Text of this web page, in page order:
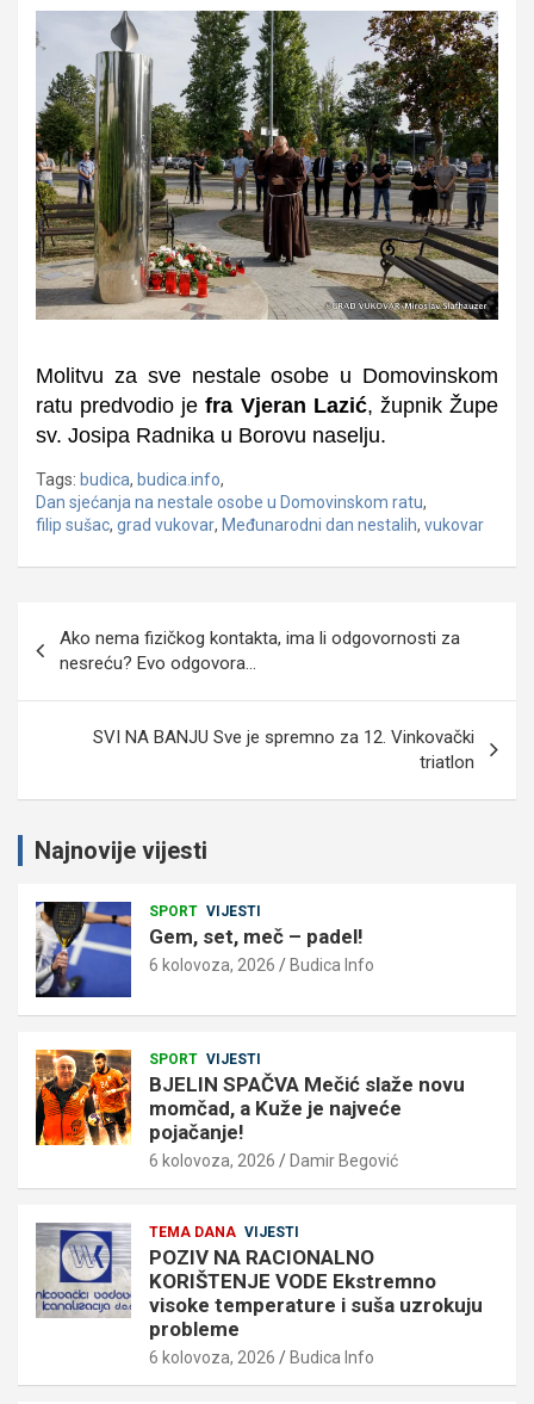
Molitvu za sve nestale osobe u Domovinskom
ratu predvodio jefra Vjeran Lazić, župnik Župe
sv. Josipa Radnika u Borovu naselju.
Tags: budica, budica.info,
Dan sjećanja na nestale osobe u Domovinskom ratu,
filip sušac, grad vukovar, Međunarodni dan nestalih, vukovar
objava
Ako nema fizičkog kontakta, ima li odgovornosti za
nesreću? Evo odgovora…
SVI NA BANJU Sve je spremno za 12. Vinkovački
triatlon
Najnovije vijesti
SPORT VIJESTI
Gem, set, meč – padel!
6 kolovoza, 2026 Budica Info
SPORT VIJESTI
BJELIN SPAČVA Mečić slaže novu
momčad, a Kuže je najveće
pojačanje!
6 kolovoza, 2026 Damir Begović
TEMA DANA VIJESTI
POZIV NA RACIONALNO
KORIŠTENJE VODE Ekstremno
visoke temperature i suša uzrokuju
probleme
6 kolovoza, 2026 Budica Info